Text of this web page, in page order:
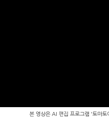
본 영상은 AI 편집 프로그램 '토마토